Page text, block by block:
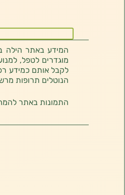
המידע באתר הילה
מוגדרים לטפל,
לקבל אותם כמידע
הנוטלים תרופות
התמונות באתר